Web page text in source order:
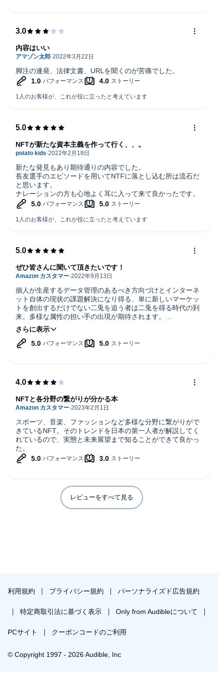
脚注の連発、法律文書、URLを聞くのが苦痛でした。
内容はいい
新たな発見もあり期待通りの内容でした。
長友選手のエピソードを用いてNTFに落とし込む所は流石だ
と思います。
ナレーションの方も心地よく耳に入って来て良かったです。
NFTが新たな資本主義を作って行く、、。
個人が生産するデータ管理のあるべき方向づけとインターネ
ット自体の現状の課題解決になり得る、単に新しいマーケッ
トを創出するだけでない二兎を追う者は二兎を得る時代の到
来。多様な属性の担い手の出現が期待されます。
著者の方々はもとよりナレーターの方々に大変感謝いたしま
す。
ぜひ皆さんに聞いて頂きたいです！
スポーツ、音楽、ファッションなど多様な分野に繋がりがで
きているNFT。そのトレンドを日本の第一人者が解説してく
れているので、実態と未来展望まで知ることができて良かっ
た。
NFTと各分野の繋がりが分かる本
レビューをすべて見る
利用規約 プライバシー規約 パーソナライズド広告規約
特定商取引法に基づく表示 Only from Audibleについて
PCサイト クーポンコードのご利用
© Copyright 1997 - 2026 Audible, Inc